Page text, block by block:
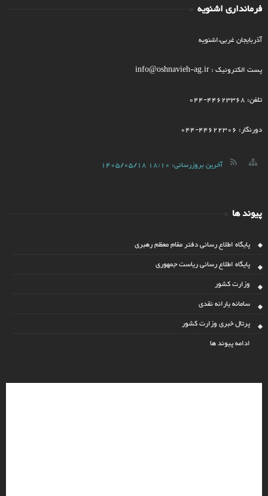
فرمانداری اشنویه
آذربایجان غربی،اشنویه
پست الکترونیک : info@oshnavieh-ag.ir
تلفن: 44623368-044
دورنگار: 44622306-044
آخرین بروزرسانی: 1405/05/18 18:10
پیوند ها
پایگاه اطلاع رسانی دفتر مقام معظم رهبری
پایگاه اطلاع رسانی ریاست جمهوری
وزارت کشور
سامانه یارانه نقدی
پرتال خبری وزارت کشور
ادامه پیوند ها